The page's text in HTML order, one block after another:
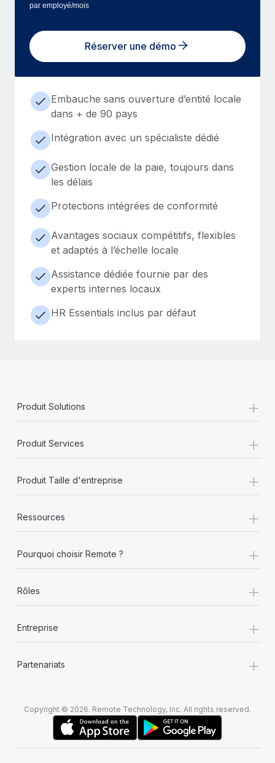
par employé/mois
Réserver une démo
Embauche sans ouverture d’entité locale
dans + de 90 pays
Intégration avec un spécialiste dédié
Gestion locale de la paie, toujours dans
les délais
Protections intégrées de conformité
Avantages sociaux compétitifs, flexibles
et adaptés à l’échelle locale
Assistance dédiée fournie par des
experts internes locaux
HR Essentials inclus par défaut
Produit Solutions +
Produit Services +
Produit Taille d'entreprise +
Ressources +
Pourquoi choisir Remote ? +
Rôles +
Entreprise +
Partenariats +
Copyright © 2026. Remote Technology, Inc. All rights reserved.